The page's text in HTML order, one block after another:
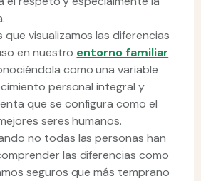
visualizamos las diferencias
en nuestro entorno familiar
como una variable
personal integral y
que se configura como el
seres humanos.
no todas las personas han
las diferencias como
seguros que más temprano